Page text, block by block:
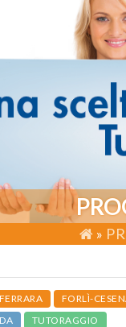
»
FERRARA FORLÌ-
TUTORAGGIO